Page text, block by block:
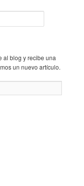
al blog y recibe una
un nuevo artículo.